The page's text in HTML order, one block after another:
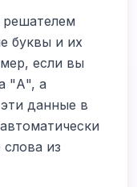
решателем
буквы и их
если вы
"А", а
данные в
из